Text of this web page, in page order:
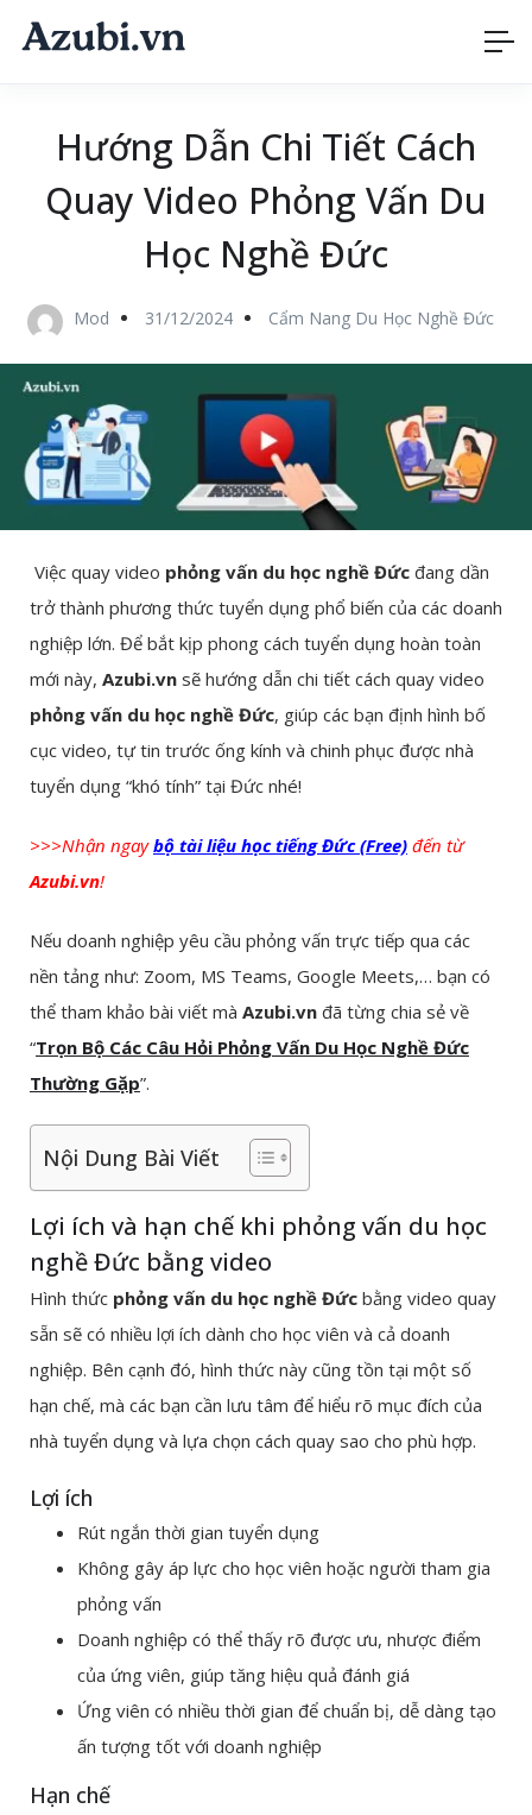
Hướng Dẫn Chi Tiết Cách
Quay Video Phỏng Vấn Du
Học Nghề Đức
Mod 31/12/2024 Cẩm Nang Du Học Nghề Đức
Việc quay video phỏng vấn du học nghề Đức đang dần
trở thành phương thức tuyển dụng phổ biến của các doanh
nghiệp lớn. Để bắt kịp phong cách tuyển dụng hoàn toàn
mới này, Azubi.vn sẽ hướng dẫn chi tiết cách quay video
phỏng vấn du học nghề Đức, giúp các bạn định hình bố
cục video, tự tin trước ống kính và chinh phục được nhà
tuyển dụng “khó tính” tại Đức nhé!
>>>Nhận ngay bộ tài liệu học tiếng Đức (Free) đến từ
Azubi.vn!
Nếu doanh nghiệp yêu cầu phỏng vấn trực tiếp qua các
nền tảng như: Zoom, MS Teams, Google Meets,… bạn có
thể tham khảo bài viết mà Azubi.vn đã từng chia sẻ về
“Trọn Bộ Các Câu Hỏi Phỏng Vấn Du Học Nghề Đức
Thường Gặp”.
Nội Dung Bài Viết
Lợi ích và hạn chế khi phỏng vấn du học
nghề Đức bằng video
Hình thức phỏng vấn du học nghề Đức bằng video quay
sẵn sẽ có nhiều lợi ích dành cho học viên và cả doanh
nghiệp. Bên cạnh đó, hình thức này cũng tồn tại một số
hạn chế, mà các bạn cần lưu tâm để hiểu rõ mục đích của
nhà tuyển dụng và lựa chọn cách quay sao cho phù hợp.
Lợi ích
Rút ngắn thời gian tuyển dụng
Không gây áp lực cho học viên hoặc người tham gia
phỏng vấn
Doanh nghiệp có thể thấy rõ được ưu, nhược điểm
của ứng viên, giúp tăng hiệu quả đánh giá
Ứng viên có nhiều thời gian để chuẩn bị, dễ dàng tạo
ấn tượng tốt với doanh nghiệp
Hạn chế